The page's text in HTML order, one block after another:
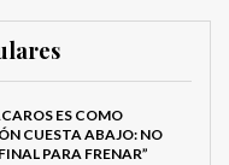
ES COMO
CUESTA ABAJO: NO
PARA FRENAR”